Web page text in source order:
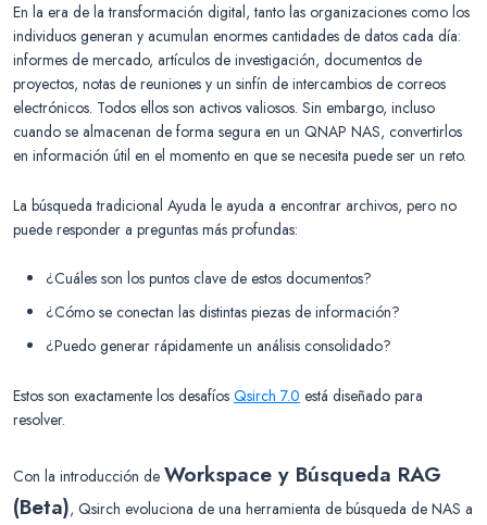
En la era de la transformación digital, tanto las organizaciones como los
individuos generan y acumulan enormes cantidades de datos cada día:
informes de mercado, artículos de investigación, documentos de
proyectos, notas de reuniones y un sinfín de intercambios de correos
electrónicos. Todos ellos son activos valiosos. Sin embargo, incluso
cuando se almacenan de forma segura en un QNAP NAS, convertirlos
en información útil en el momento en que se necesita puede ser un reto.
La búsqueda tradicional Ayuda le ayuda a encontrar archivos, pero no
puede responder a preguntas más profundas:
¿Cuáles son los puntos clave de estos documentos?
¿Cómo se conectan las distintas piezas de información?
¿Puedo generar rápidamente un análisis consolidado?
Estos son exactamente los desafíos Qsirch 7.0 está diseñado para
resolver.
Con la introducción de Workspace y Búsqueda RAG
(Beta), Qsirch evoluciona de una herramienta de búsqueda de NAS a